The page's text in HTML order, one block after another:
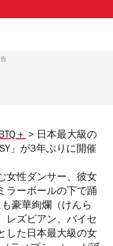
＋ > 日本最大級の
」が3年ぶりに開催
女性ダンサー、彼女
ラーボールの下で踊
豪華絢爛（けんら
レズビアン、バイセ
した日本最大級の女